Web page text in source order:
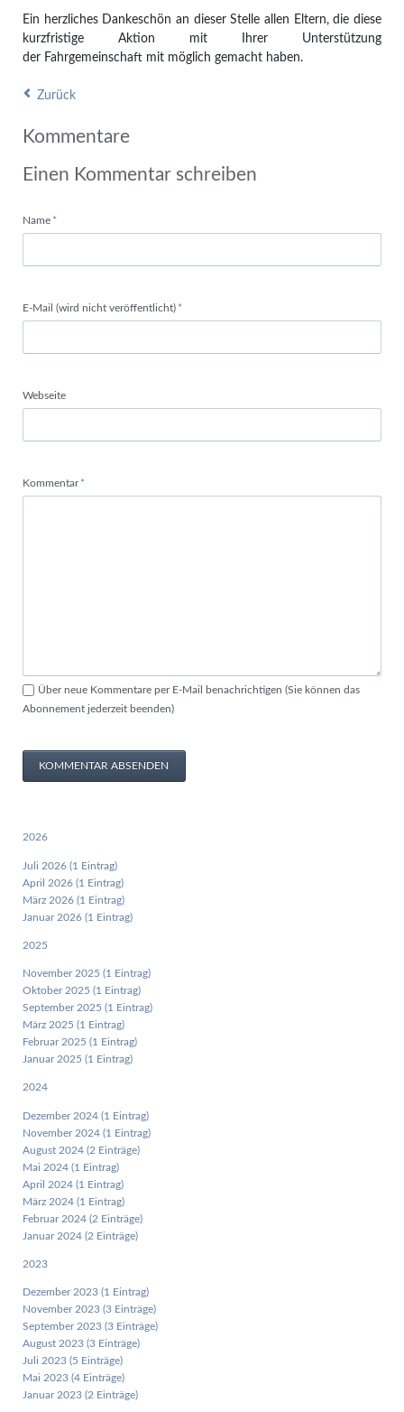
Ein herzliches Dankeschön an dieser Stelle allen Eltern, die diese
kurzfristige Aktion mit Ihrer Unterstützung
der Fahrgemeinschaft mit möglich gemacht haben.
Zurück
Kommentare
Einen Kommentar schreiben
Pflichtfeld
Name *
Pflichtfeld
E-Mail (wird nicht veröffentlicht) *
Webseite
Pflichtfeld
Kommentar *
Über neue Kommentare per E-Mail benachrichtigen (Sie können das
Abonnement jederzeit beenden)
KOMMENTAR ABSENDEN
2026
Juli 2026 (1 Eintrag)
April 2026 (1 Eintrag)
März 2026 (1 Eintrag)
Januar 2026 (1 Eintrag)
2025
November 2025 (1 Eintrag)
Oktober 2025 (1 Eintrag)
September 2025 (1 Eintrag)
März 2025 (1 Eintrag)
Februar 2025 (1 Eintrag)
Januar 2025 (1 Eintrag)
2024
Dezember 2024 (1 Eintrag)
November 2024 (1 Eintrag)
August 2024 (2 Einträge)
Mai 2024 (1 Eintrag)
April 2024 (1 Eintrag)
März 2024 (1 Eintrag)
Februar 2024 (2 Einträge)
Januar 2024 (2 Einträge)
2023
Dezember 2023 (1 Eintrag)
November 2023 (3 Einträge)
September 2023 (3 Einträge)
August 2023 (3 Einträge)
Juli 2023 (5 Einträge)
Mai 2023 (4 Einträge)
Januar 2023 (2 Einträge)